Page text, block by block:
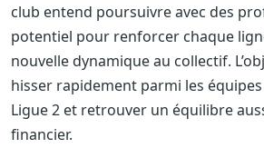
club entend poursuivre avec des
potentiel pour renforcer chaque
nouvelle dynamique au collectif.
hisser rapidement parmi les
Ligue 2 et retrouver un équilibre
financier.